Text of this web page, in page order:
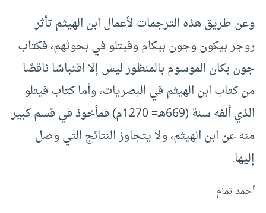
وعن طريق هذه الترجمات لأعمال ابن الهيثم تأثر
روجر بيكون وجون بيكام وفيتلو في بحوثهم، فكتاب
جون بكان الموسوم بالمنظور ليس إلا اقتباسًا ناقصًا
من كتاب ابن الهيثم في البصريات، وأما كتاب فيتلو
الذي ألفه سنة (669هـ= 1270م) فمأخوذ في قسم كبير
منه عن ابن الهيثم، ولا يتجاوز النتائج التي وصل
إليها.
أحمد تمام